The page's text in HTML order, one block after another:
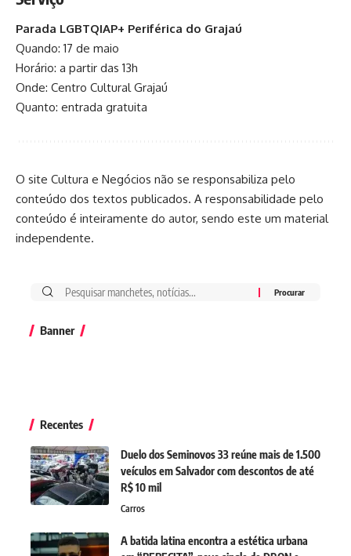
Parada LGBTQIAP+ Periférica do Grajaú
Quando: 17 de maio
Horário: a partir das 13h
Onde: Centro Cultural Grajaú
Quanto: entrada gratuita
O site Cultura e Negócios não se responsabiliza pelo
conteúdo dos textos publicados. A responsabilidade pelo
conteúdo é inteiramente do autor, sendo este um material
independente.
Banner
Recentes
Duelo dos Seminovos 33 reúne mais de 1.500
veículos em Salvador com descontos de até
R$ 10 mil
Carros
A batida latina encontra a estética urbana